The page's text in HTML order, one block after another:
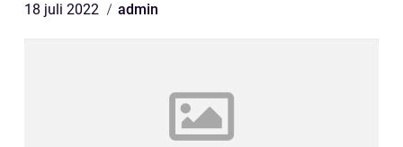
18 juli 2022 admin